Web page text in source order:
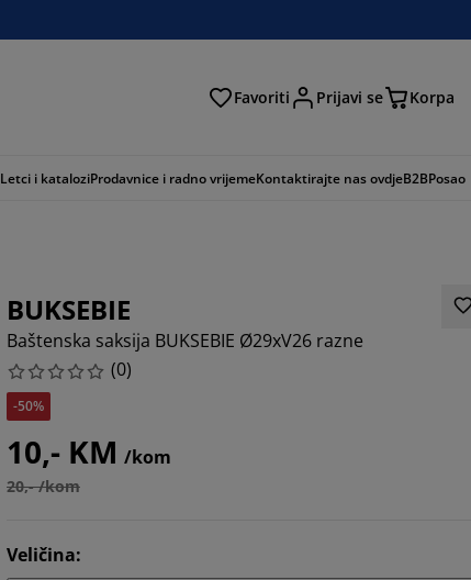
Favoriti Prijavi se Korpa
Letci i kataloziProdavnice i radno vrijemeKontaktirajte nas ovdjeB2BPosao
BUKSEBIE
Baštenska saksija BUKSEBIE Ø29xV26 razne
(0)
-50%
10,- KM /kom
20,- /kom
Veličina: